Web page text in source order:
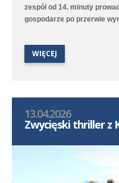
zespół od 14. minuty
gospodarze po przerwie
Trans II Stare Oborzyska.
Jan Marciniak.
WIĘCEJ
13.04.2026
Zwycięski thriller z